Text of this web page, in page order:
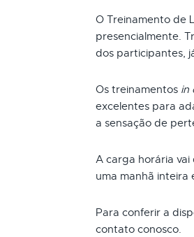
O Treinamento de
presencialmente.
dos participantes,
Os treinamentos in
excelentes para
a sensação de
A carga horária
uma manhã inteira
Para conferir a
contato conosco.